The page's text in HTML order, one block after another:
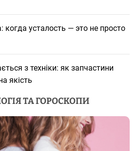
усталость — это не просто
з техніки: як запчастини
якість
ТА ГОРОСКОПИ